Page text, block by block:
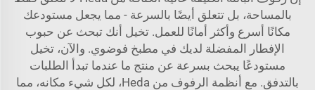
بالمساحة، بل تتعلق أيضًا بالسرعة - مما يجعل مستودعك
مكانًا أسرع وأكثر أمانًا للعمل. تخيل أنك تبحث عن حبوب
الإفطار المفضلة لديك في مطبخ فوضوي. والآن، تخيل
مستودعًا يبحث بسرعة عن منتج ما عندما تبدأ الطلبات
بالتدفق. مع أنظمة الرفوف من Heda، لكل شيء مكانه، مما